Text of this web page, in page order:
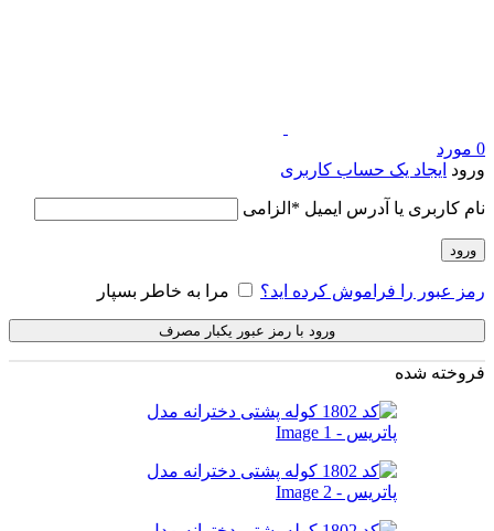
0 مورد
ورود ایجاد یک حساب کاربری
نام کاربری یا آدرس ایمیل * الزامی
ورود
رمز عبور را فراموش کرده اید؟ مرا به خاطر بسپار
ورود با رمز عبور یکبار مصرف
فروخته شده